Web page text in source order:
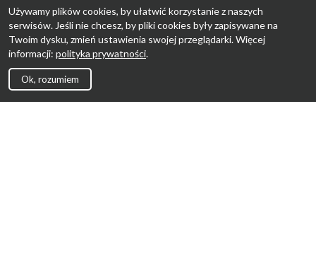
Używamy plików cookies, by ułatwić korzystanie z naszych
serwisów. Jeśli nie chcesz, by pliki cookies były zapisywane na
Twoim dysku, zmień ustawienia swojej przeglądarki. Więcej
informacji: polityka prywatności.
Ok, rozumiem